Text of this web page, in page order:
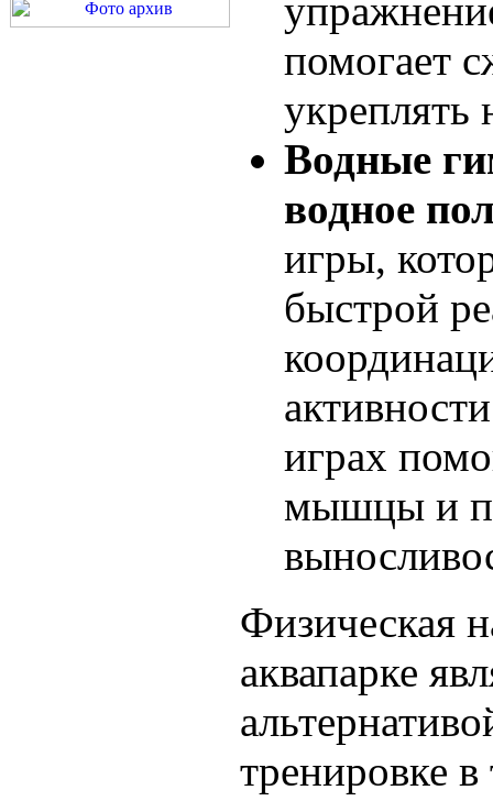
помогает
укреплять
Водные
водное
игры,
быстрой
играх
мышцы и
Физическая
аквапарке
тренировке